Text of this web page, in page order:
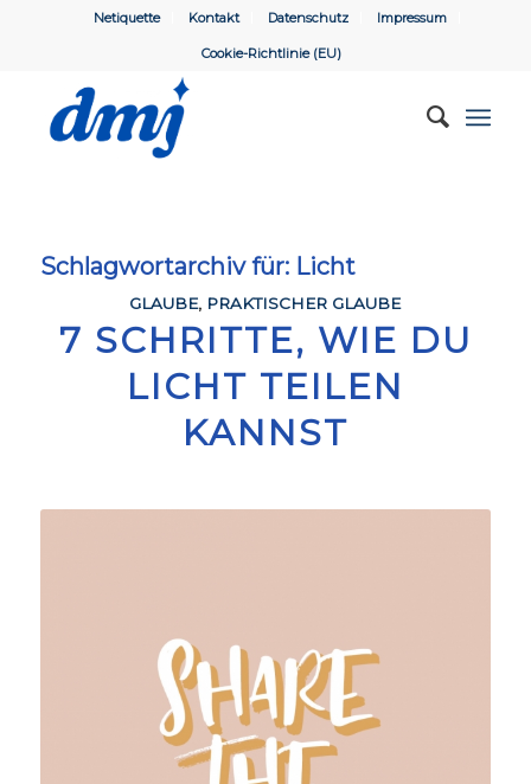
Netiquette Kontakt Datenschutz Impressum
Cookie-Richtlinie (EU)
Schlagwortarchiv für: Licht
GLAUBE, PRAKTISCHER GLAUBE
7 SCHRITTE, WIE DU
LICHT TEILEN
KANNST